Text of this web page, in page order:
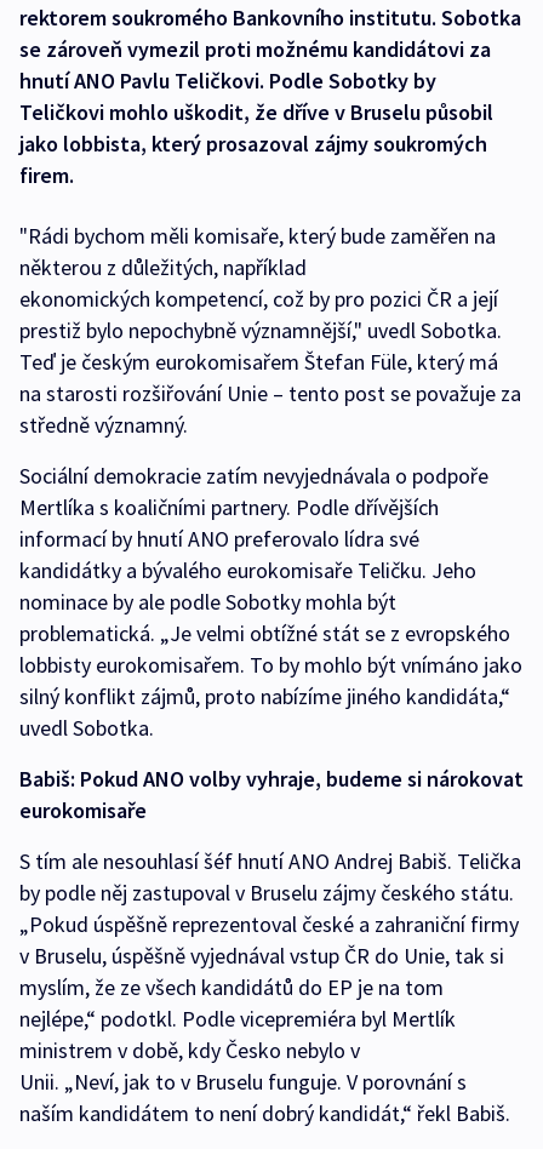
rektorem soukromého Bankovního institutu. Sobotka
se zároveň vymezil proti možnému kandidátovi za
hnutí ANO Pavlu Teličkovi. Podle Sobotky by
Teličkovi mohlo uškodit, že dříve v Bruselu působil
jako lobbista, který prosazoval zájmy soukromých
firem.
"Rádi bychom měli komisaře, který bude zaměřen na
některou z důležitých, například
ekonomických kompetencí, což by pro pozici ČR a její
prestiž bylo nepochybně významnější," uvedl Sobotka.
Teď je českým eurokomisařem Štefan Füle, který má
na starosti rozšiřování Unie – tento post se považuje za
středně významný.
Sociální demokracie zatím nevyjednávala o podpoře
Mertlíka s koaličními partnery. Podle dřívějších
informací by hnutí ANO preferovalo lídra své
kandidátky a bývalého eurokomisaře Teličku. Jeho
nominace by ale podle Sobotky mohla být
problematická. „Je velmi obtížné stát se z evropského
lobbisty eurokomisařem. To by mohlo být vnímáno jako
silný konflikt zájmů, proto nabízíme jiného kandidáta,“
uvedl Sobotka.
Babiš: Pokud ANO volby vyhraje, budeme si nárokovat
eurokomisaře
S tím ale nesouhlasí šéf hnutí ANO Andrej Babiš. Telička
by podle něj zastupoval v Bruselu zájmy českého státu.
„Pokud úspěšně reprezentoval české a zahraniční firmy
v Bruselu, úspěšně vyjednával vstup ČR do Unie, tak si
myslím, že ze všech kandidátů do EP je na tom
nejlépe,“ podotkl. Podle vicepremiéra byl Mertlík
ministrem v době, kdy Česko nebylo v
Unii. „Neví, jak to v Bruselu funguje. V porovnání s
naším kandidátem to není dobrý kandidát,“ řekl Babiš.